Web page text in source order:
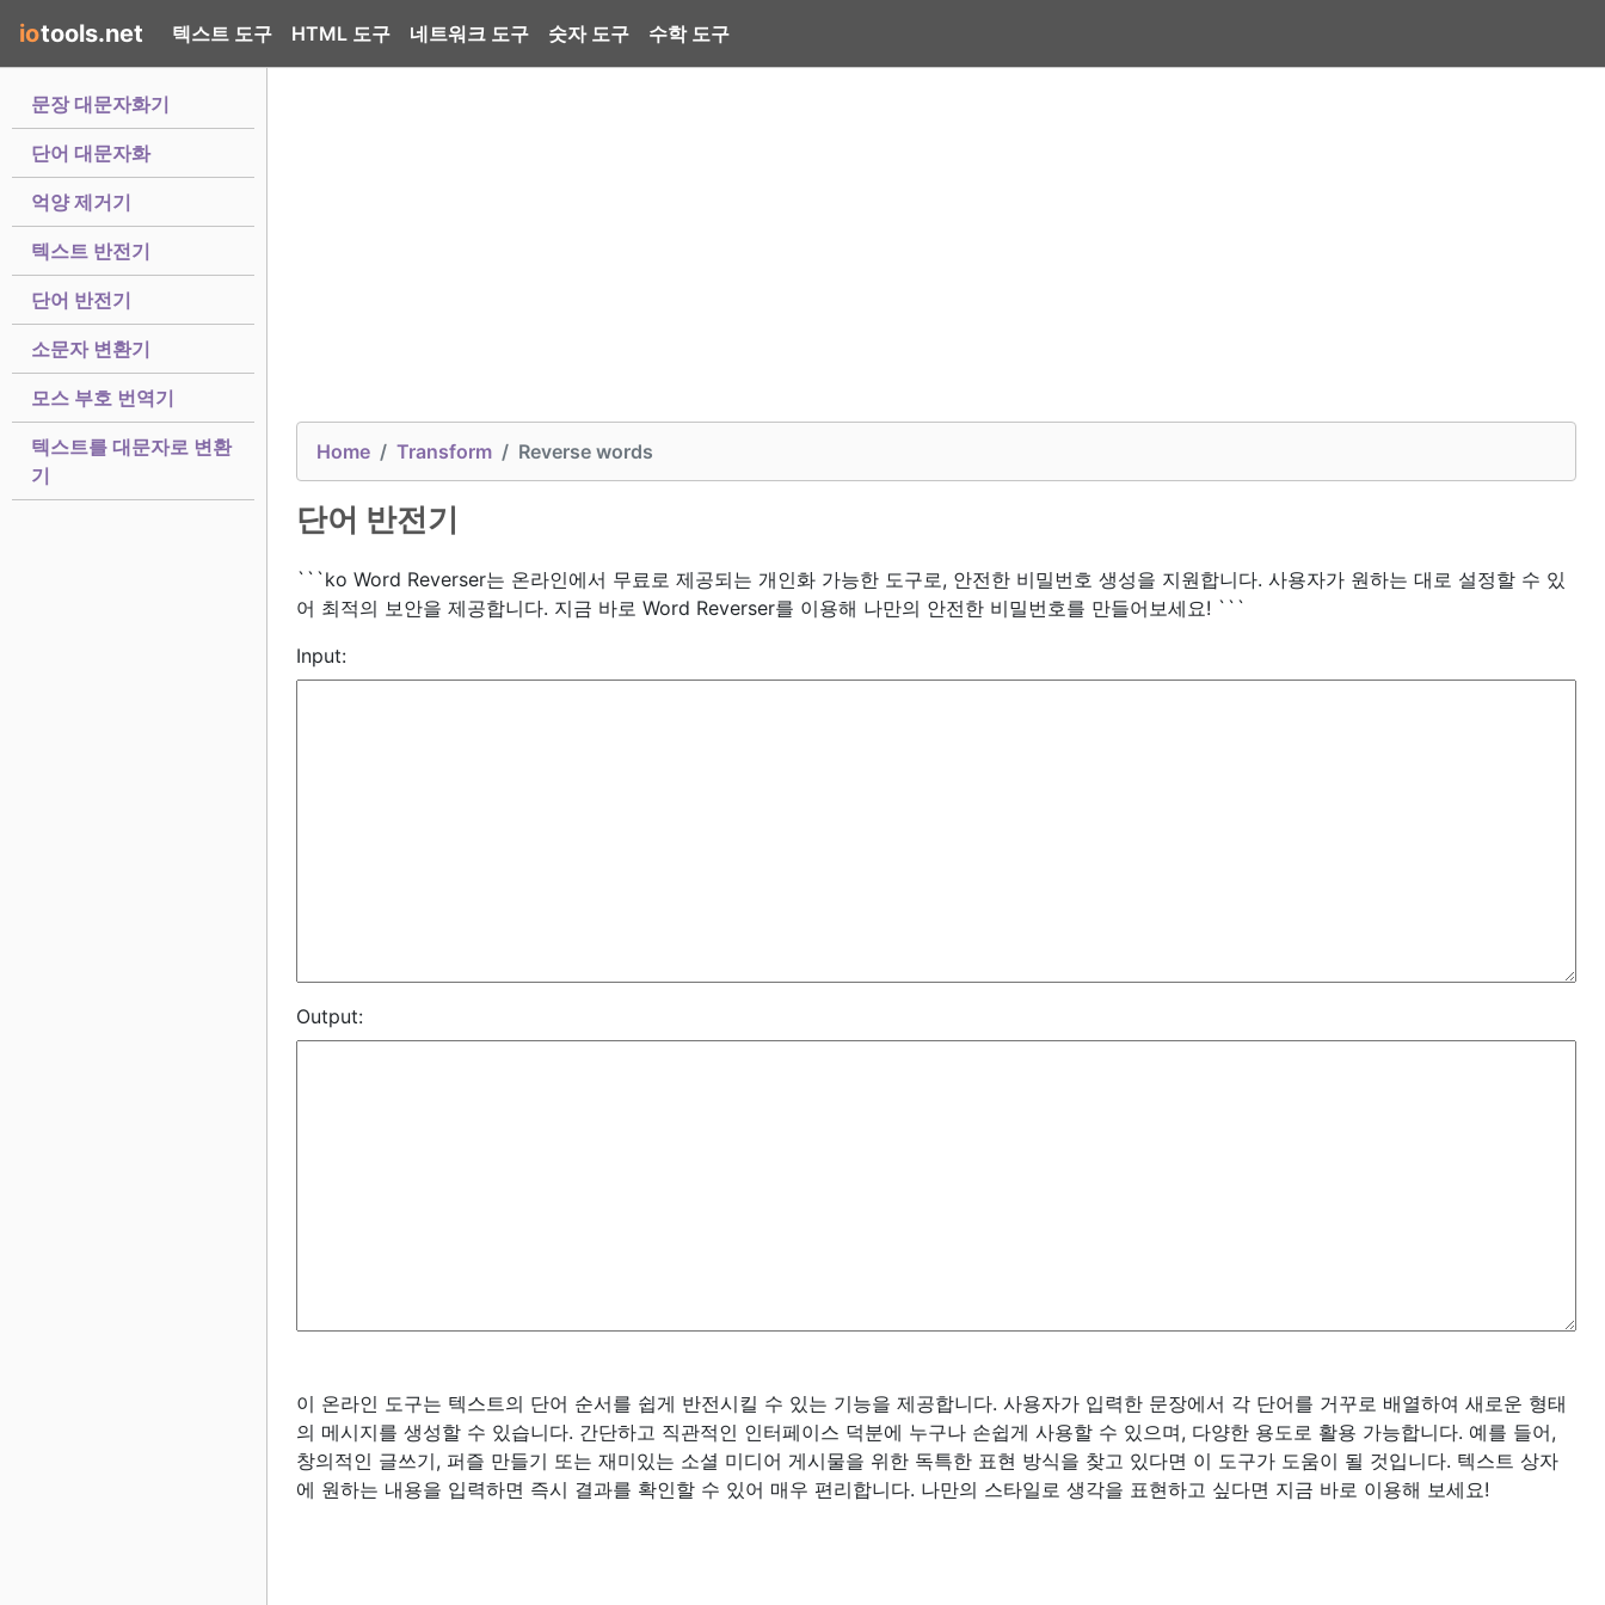
iotools.net 텍스트 도구 HTML 도구 네트워크 도구 숫자 도구 수학 도구
문장 대문자화기
단어 대문자화
억양 제거기
텍스트 반전기
단어 반전기
소문자 변환기
모스 부호 번역기
텍스트를 대문자로 변환
기
Home Transform Reverse words
단어 반전기
```ko Word Reverser는 온라인에서 무료로 제공되는 개인화 가능한 도구로, 안전한 비밀번호 생성을 지원합니다. 사용자가 원하는 대로 설정할 수 있
어 최적의 보안을 제공합니다. 지금 바로 Word Reverser를 이용해 나만의 안전한 비밀번호를 만들어보세요! ```
Input:
Output:
이 온라인 도구는 텍스트의 단어 순서를 쉽게 반전시킬 수 있는 기능을 제공합니다. 사용자가 입력한 문장에서 각 단어를 거꾸로 배열하여 새로운 형태
의 메시지를 생성할 수 있습니다. 간단하고 직관적인 인터페이스 덕분에 누구나 손쉽게 사용할 수 있으며, 다양한 용도로 활용 가능합니다. 예를 들어,
창의적인 글쓰기, 퍼즐 만들기 또는 재미있는 소셜 미디어 게시물을 위한 독특한 표현 방식을 찾고 있다면 이 도구가 도움이 될 것입니다. 텍스트 상자
에 원하는 내용을 입력하면 즉시 결과를 확인할 수 있어 매우 편리합니다. 나만의 스타일로 생각을 표현하고 싶다면 지금 바로 이용해 보세요!